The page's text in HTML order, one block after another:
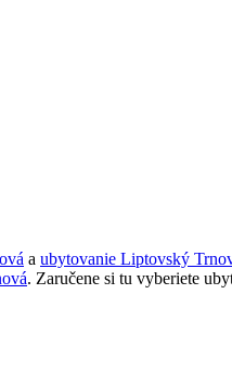
a ubytovanie Liptovský
. Zaručene si tu vyberiete